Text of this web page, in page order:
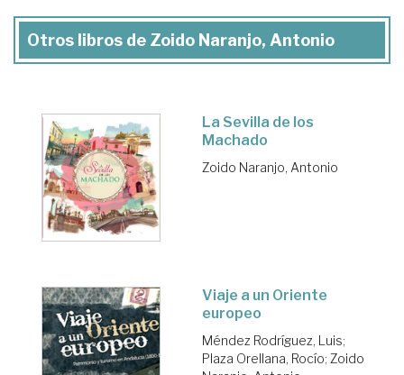
Otros libros de Zoido Naranjo, Antonio
La Sevilla de los
Machado
Zoido Naranjo, Antonio
Viaje a un Oriente
europeo
Méndez Rodríguez, Luis;
Plaza Orellana, Rocío; Zoido